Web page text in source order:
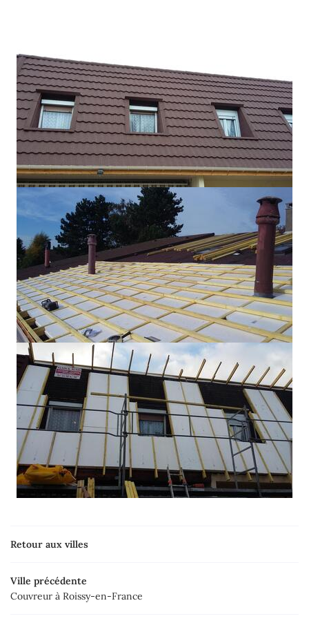
Retour aux villes
Ville précédente
Couvreur à Roissy-en-France